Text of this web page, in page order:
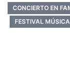
CONCIERTO EN
FESTIVAL